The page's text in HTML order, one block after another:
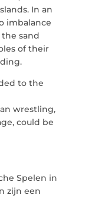
ENTRA
OBJETIVOS
TRANSPARENTES
Xerach
In an
imbalance
sand
of their
to the
wrestling,
could be
Spelen in
zijn een